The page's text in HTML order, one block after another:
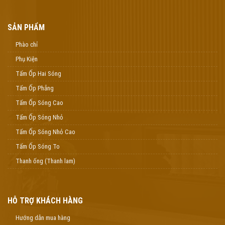
SẢN PHẨM
Phào chỉ
Phụ Kiện
Tấm Ốp Hai Sóng
Tấm Ốp Phẳng
Tấm Ốp Sóng Cao
Tấm Ốp Sóng Nhỏ
Tấm Ốp Sóng Nhỏ Cao
Tấm Ốp Sóng To
Thanh ống (Thanh lam)
HỖ TRỢ KHÁCH HÀNG
Hướng dẫn mua hàng